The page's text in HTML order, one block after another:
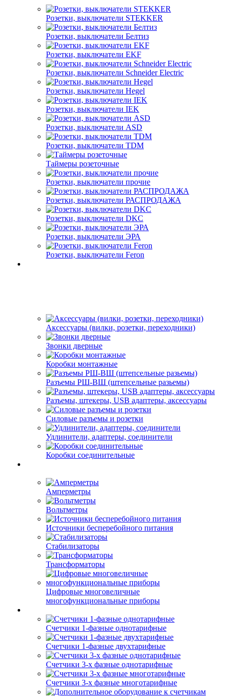
Розетки, выключатели STEKKER
Розетки, выключатели Белтиз
Розетки, выключатели EKF
Розетки, выключатели Schneider Electric
Розетки, выключатели Hegel
Розетки, выключатели IEK
Розетки, выключатели ASD
Розетки, выключатели TDM
Таймеры розеточные
Розетки, выключатели прочие
Розетки, выключатели РАСПРОДАЖА
Розетки, выключатели DKC
Розетки, выключатели ЭРА
Розетки, выключатели Feron
Аксессуары (вилки, розетки, переходники)
Звонки дверные
Коробки монтажные
Разъемы РШ-ВШ (штепсельные разьемы)
Разъемы, штекеры, USB адаптеры, аксессуары
Силовые разъемы и розетки
Удлинители, адаптеры, соединители
Коробки соединительные
Амперметры
Вольтметры
Источники бесперебойного питания
Стабилизаторы
Трансформаторы
Цифровые многовеличные
многофункциональные приборы
Счетчики 1-фазные однотарифные
Счетчики 1-фазные двухтарифные
Счетчики 3-х фазные однотарифные
Счетчики 3-х фазные многотарифные